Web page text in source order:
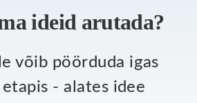
ideid arutada?
võib pöörduda igas
- alates idee